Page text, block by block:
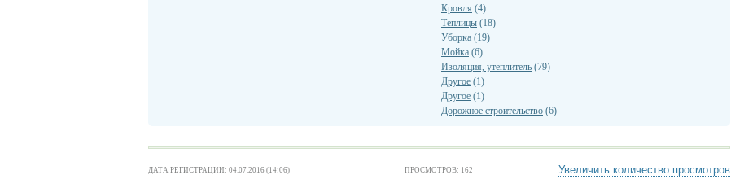
Кровля (4)
Теплицы (18)
Уборка (19)
Мойка (6)
Изоляция, утеплитель (79)
Другое (1)
Другое (1)
Дорожное строительство (6)
ДАТА РЕГИСТРАЦИИ: 04.07.2016 (14:06) ПРОСМОТРОВ: 162 Увеличить количество просмотров